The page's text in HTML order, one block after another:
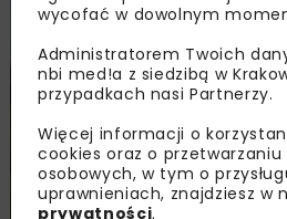
DROGI KOLEJ MOSTY
TUNELE
PROF. DR HAB. INŻ. JAN BILISZCZUK,
LĄDOWEGO I WODNEGO,
wycofać w dowolnym
Administratorem Twoich
nbi med!a z siedzibą w
przypadkach nasi Partnerzy.
Więcej informacji o
cookies oraz o
osobowych, w tym o
uprawnieniach, znajdziesz w
prywatności.